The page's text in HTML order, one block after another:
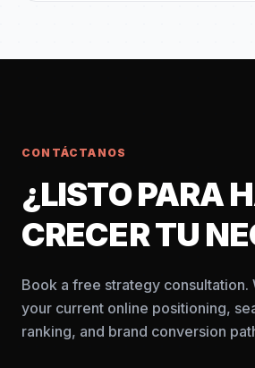
CONTÁCTANOS
¿LISTO PARA
CRECER TU
Book a free strategy consultation.
your current online positioning,
ranking, and brand conversion